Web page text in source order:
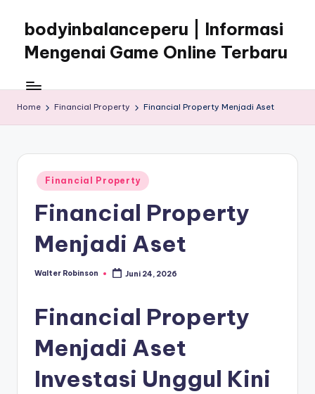
content
bodyinbalanceperu | Informasi
Mengenai Game Online Terbaru
Mengenai
Game
Online
Home Financial Property Financial Property Menjadi Aset
Posted
in
Financial Property
Financial Property
Menjadi Aset
Posted
Walter Robinson Juni 24, 2026
Financial Property
Menjadi Aset
Investasi Unggul Kini